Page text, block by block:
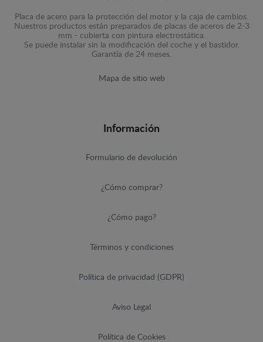
Placa de acero para la protección del motor y la caja de cambios.
Nuestros productos están preparados de placas de aceros de 2-3
mm - cubierta con pintura electrostática.
Se puede instalar sin la modificación del coche y el bastidor.
Garantía de 24 meses.
Mapa de sitio web
Información
Formulario de devolución
¿Cómo comprar?
¿Cómo pago?
Términos y condiciones
Política de privacidad (GDPR)
Aviso Legal
Política de Cookies